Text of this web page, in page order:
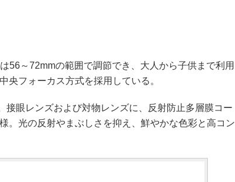
56～72mmの範囲で調節でき、大人から子供まで利用
央フォーカス方式を採用している。
接眼レンズおよび対物レンズに、反射防止多層膜コー
。光の反射やまぶしさを抑え、鮮やかな色彩と高コン